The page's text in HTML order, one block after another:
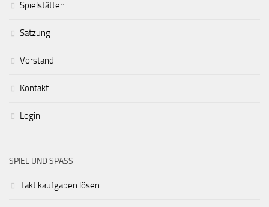
Spielstätten
Satzung
Vorstand
Kontakt
Login
SPIEL UND SPASS
Taktikaufgaben lösen